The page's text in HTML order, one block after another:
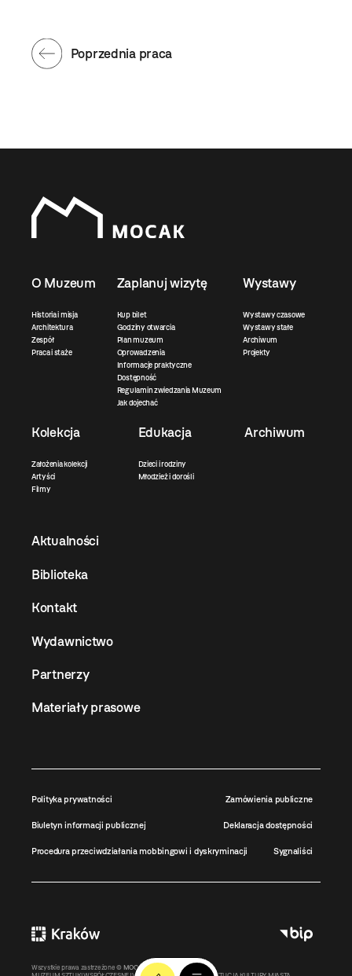
Poprzednia praca
O Muzeum
Historia i misja
Architektura
Zespół
Praca i staże
Zaplanuj wizytę
Kup bilet
Godziny otwarcia
Plan muzeum
Oprowadzenia
Informacje praktyczne
Dostępność
Regulamin zwiedzania Muzeum
Jak dojechać
Wystawy
Wystawy czasowe
Wystawy stałe
Archiwum
Projekty
Kolekcja
Założenia kolekcji
Artyści
Filmy
Edukacja
Dzieci i rodziny
Młodzież i dorośli
Archiwum
Aktualności
Biblioteka
Kontakt
Wydawnictwo
Partnerzy
Materiały prasowe
Polityka prywatności Zamówienia publiczne
Biuletyn informacji publicznej Deklaracja dostępności
Procedura przeciwdziałania mobbingowi i dyskryminacji Sygnaliści
Wszystkie prawa zastrzeżone © MOCAK2011-2026